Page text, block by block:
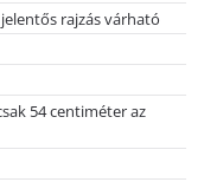
rajzás várható
54 centiméter az